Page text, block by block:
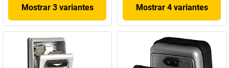
Mostrar 3 variantes Mostrar 4 variantes